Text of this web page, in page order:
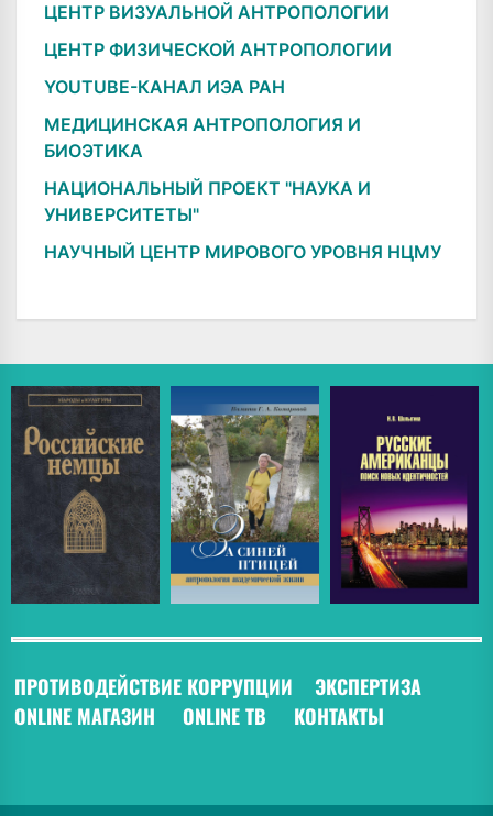
ЦЕНТР ВИЗУАЛЬНОЙ АНТРОПОЛОГИИ
ЦЕНТР ФИЗИЧЕСКОЙ АНТРОПОЛОГИИ
YOUTUBE-КАНАЛ ИЭА РАН
МЕДИЦИНСКАЯ АНТРОПОЛОГИЯ И
БИОЭТИКА
НАЦИОНАЛЬНЫЙ ПРОЕКТ "НАУКА И
УНИВЕРСИТЕТЫ"
НАУЧНЫЙ ЦЕНТР МИРОВОГО УРОВНЯ НЦМУ
ПРОТИВОДЕЙСТВИЕ КОРРУПЦИИ ЭКСПЕРТИЗА
ONLINE МАГАЗИН
ONLINE ТВ КОНТАКТЫ